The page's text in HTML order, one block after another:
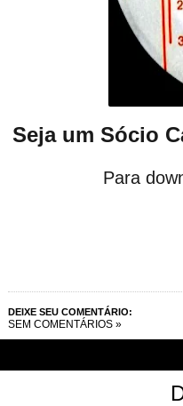
Seja um Sócio
Para
DEIXE SEU COMENTÁRIO:
SEM COMENTÁRIOS »